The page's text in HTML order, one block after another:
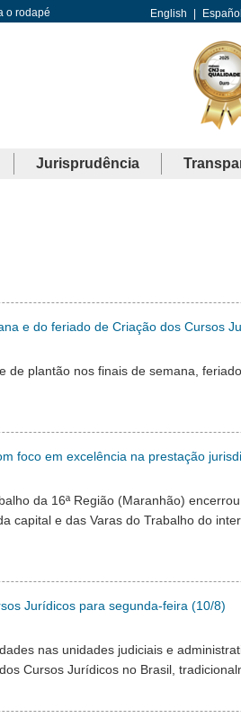
o rodapé English Español
Jurisprudência
e do feriado de Criação dos Cursos
de plantão nos finais de semana,
foco em excelência na prestação
da 16ª Região (Maranhão)
capital e das Varas do Trabalho do
Jurídicos para segunda-feira (10/8)
nas unidades judiciais e
Cursos Jurídicos no Brasil,